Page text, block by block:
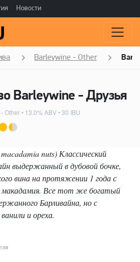
Новости
Barleywine - Other
Barleywine - Друзья
Other• 13.0% ABV • 30 IBU
nuts) Классический
выдержанный в дубовой бочке,
вина на протяжении 1 года с
макадамия. Все тот же богатый
Барливайна, но с
и ореха.